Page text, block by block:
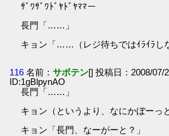
ｻﾞﾜｻﾞﾜﾄﾞﾔﾄﾞﾔﾏﾏー
長門「……」
キョン「……（レジ待ちではｲﾗｲﾗし
116 名前：サボテン[] 投稿日：2008/07/
ID:1gBlpynAO
長門「……」
キョン（というより、なにかぼーっ
キョン「長門、なーがーと？」